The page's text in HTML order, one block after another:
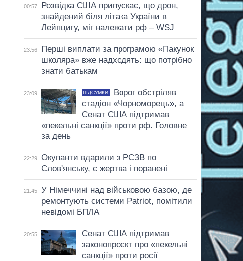
00:57
Розвідка США припускає, що дрон,
знайдений біля літака України в
Лейпцигу, міг належати рф – WSJ
23:56
Перші виплати за програмою «Пакунок
школяра» вже надходять: що потрібно
знати батькам
23:09 ПІДСУМКИ
Ворог обстріляв
стадіон «Чорноморець», а
Сенат США підтримав
«пекельні санкції» проти рф. Головне
за день
22:29
Окупанти вдарили з РСЗВ по
Слов'янську, є жертва і поранені
21:45
У Німеччині над військовою базою, де
ремонтують системи Patriot, помітили
невідомі БПЛА
20:55
Сенат США підтримав
законопроєкт про «пекельні
санкції» проти росії